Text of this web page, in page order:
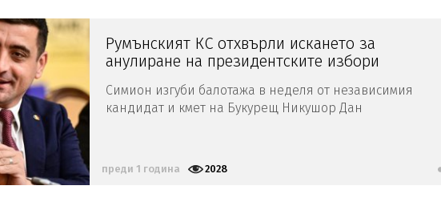
Румънският КС отхвърли искането за
анулиране на президентските избори
Симион изгуби балотажа в неделя от независимия
кандидат и кмет на Букурещ Никушор Дан
преди 1 година 2028